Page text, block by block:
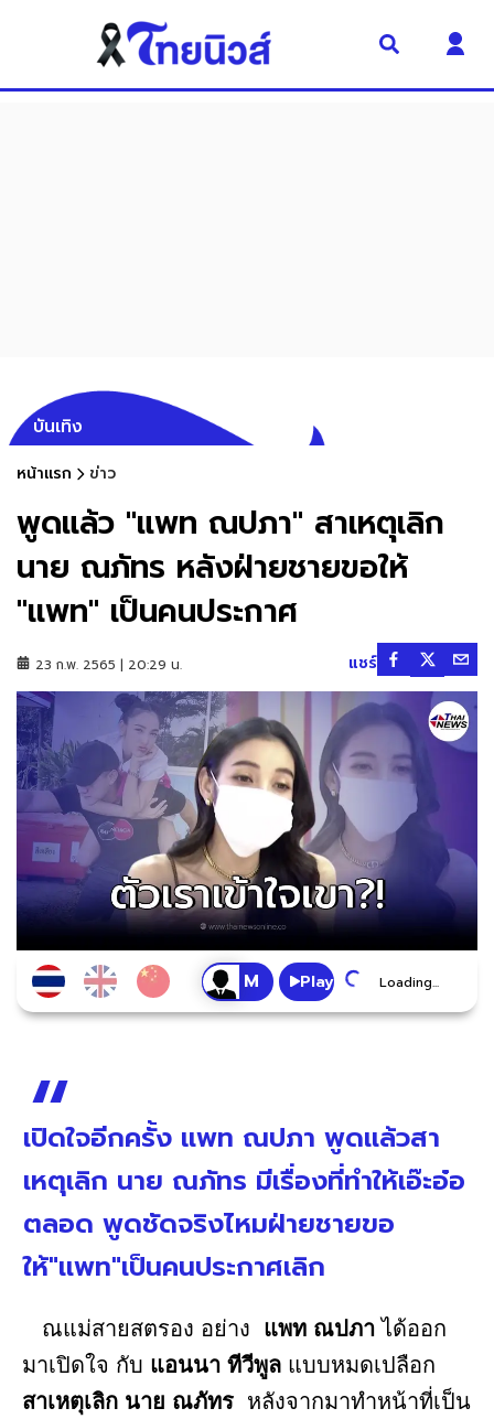
บันเทิง
หน้าแรก ข่าว
พูดแล้ว "แพท ณปภา" สาเหตุเลิก
นาย ณภัทร หลังฝ่ายชายขอให้
"เเพท" เป็นคนประกาศ
23 ก.พ. 2565 | 20:29 น. แชร์
Play Loading...
เปิดใจอีกครั้ง แพท ณปภา พูดเเล้วสา
เหตุเลิก นาย ณภัทร มีเรื่องที่ทำให้เอ๊ะอ๋อ
ตลอด พูดชัดจริงไหมฝ่ายชายขอ
ให้"เเพท"เป็นคนประกาศเลิก
ณแม่สายสตรอง อย่าง แพท ณปภาได้ออก
มาเปิดใจ กับ แอนนา ทีวีพูล แบบหมดเปลือก
สาเหตุเลิก นาย ณภัทร หลังจากมาทำหน้าที่เป็น